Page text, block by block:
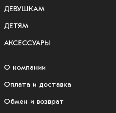
ДЕВУШКАМ
ДЕТЯМ
АКСЕССУАРЫ
О компании
Оплата и доставка
Обмен и возврат